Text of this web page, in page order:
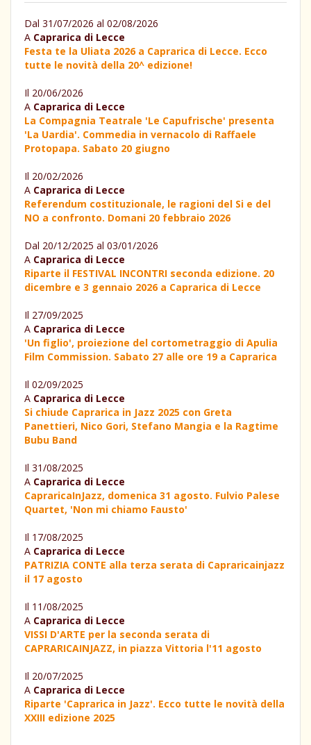
Dal 31/07/2026 al 02/08/2026
A Caprarica di Lecce
Festa te la Uliata 2026 a Caprarica di Lecce. Ecco
tutte le novità della 20^ edizione!
Il 20/06/2026
A Caprarica di Lecce
La Compagnia Teatrale 'Le Capufrische' presenta
'La Uardia'. Commedia in vernacolo di Raffaele
Protopapa. Sabato 20 giugno
Il 20/02/2026
A Caprarica di Lecce
Referendum costituzionale, le ragioni del Si e del
NO a confronto. Domani 20 febbraio 2026
Dal 20/12/2025 al 03/01/2026
A Caprarica di Lecce
Riparte il FESTIVAL INCONTRI seconda edizione. 20
dicembre e 3 gennaio 2026 a Caprarica di Lecce
Il 27/09/2025
A Caprarica di Lecce
'Un figlio', proiezione del cortometraggio di Apulia
Film Commission. Sabato 27 alle ore 19 a Caprarica
Il 02/09/2025
A Caprarica di Lecce
Si chiude Caprarica in Jazz 2025 con Greta
Panettieri, Nico Gori, Stefano Mangia e la Ragtime
Bubu Band
Il 31/08/2025
A Caprarica di Lecce
CapraricaInJazz, domenica 31 agosto. Fulvio Palese
Quartet, 'Non mi chiamo Fausto'
Il 17/08/2025
A Caprarica di Lecce
PATRIZIA CONTE alla terza serata di Capraricainjazz
il 17 agosto
Il 11/08/2025
A Caprarica di Lecce
VISSI D'ARTE per la seconda serata di
CAPRARICAINJAZZ, in piazza Vittoria l'11 agosto
Il 20/07/2025
A Caprarica di Lecce
Riparte 'Caprarica in Jazz'. Ecco tutte le novità della
XXIII edizione 2025